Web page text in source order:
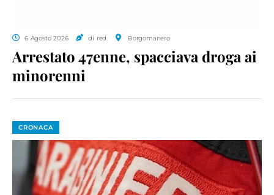
6 Agosto 2026 di red. Borgomanero
Arrestato 47enne, spacciava droga ai
minorenni
CRONACA